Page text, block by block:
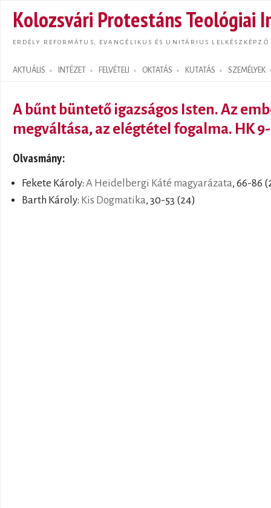
Kolozsvári Protestáns Teológiai
ERDÉLY REFORMÁTUS, EVANGÉLIKUS ÉS UNITÁRIUS LELKÉSZKÉPZŐ
AKTUÁLIS INTÉZET FELVÉTELI OKTATÁS KUTATÁS SZEMÉLYEK
Search form
A bűnt büntető igazságos Isten. Az
megváltása, az elégtétel fogalma. HK 9-
Olvasmány:
Fekete Károly: A Heidelbergi Káté magyarázata, 66-86
Barth Károly: Kis Dogmatika, 30-53 (24)